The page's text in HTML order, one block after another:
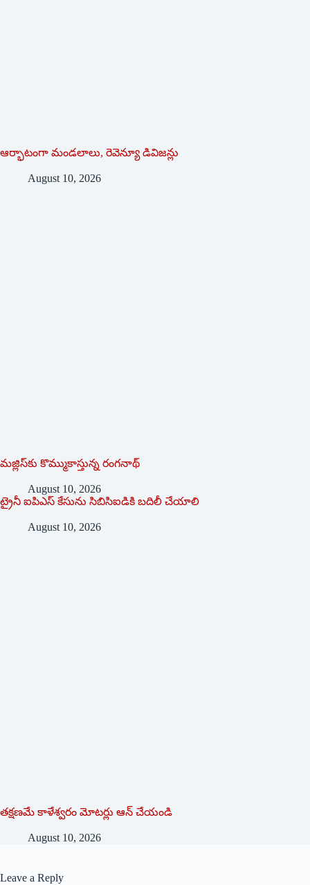
ఆర్భాటంగా మండలాలు, రెవెన్యూ డివిజన్లు
August 10, 2026
మజ్లిస్‌కు కొమ్ముకాస్తున్న రంగనాథ్‌
August 10, 2026
ట్రైనీ ఐపిఎస్‌ ‌కేసును సిబిసిఐడికి బదిలీ చేయాలి
August 10, 2026
తక్షణమే కాళేశ్వరం మోటర్లు ఆన్‌ ‌చేయండి
August 10, 2026
Leave a Reply